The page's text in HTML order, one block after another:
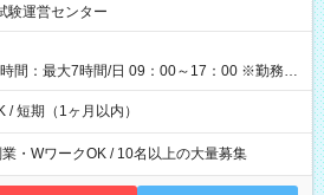
家試験 7:00～13:30（休憩なし） 時給1,300
）×6時間＝日収8,400円＋交通費 【試用期
験運営センター
間：最大7時間/日 09：00～17：00 ※勤務時
なります。
/ 短期（1ヶ月以内）
・WワークOK / 10名以上の大量募集